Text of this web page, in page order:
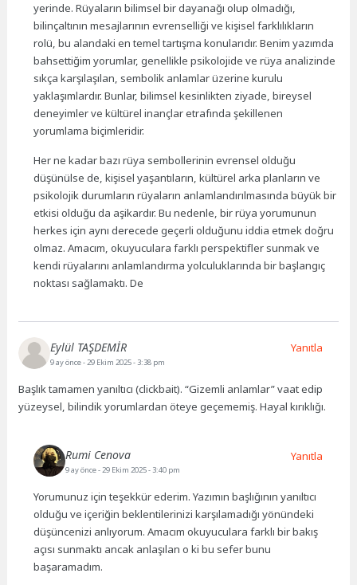
yerinde. Rüyaların bilimsel bir dayanağı olup olmadığı,
bilinçaltının mesajlarının evrenselliği ve kişisel farklılıkların
rolü, bu alandaki en temel tartışma konularıdır. Benim yazımda
bahsettiğim yorumlar, genellikle psikolojide ve rüya analizinde
sıkça karşılaşılan, sembolik anlamlar üzerine kurulu
yaklaşımlardır. Bunlar, bilimsel kesinlikten ziyade, bireysel
deneyimler ve kültürel inançlar etrafında şekillenen
yorumlama biçimleridir.
Her ne kadar bazı rüya sembollerinin evrensel olduğu
düşünülse de, kişisel yaşantıların, kültürel arka planların ve
psikolojik durumların rüyaların anlamlandırılmasında büyük bir
etkisi olduğu da aşikardır. Bu nedenle, bir rüya yorumunun
herkes için aynı derecede geçerli olduğunu iddia etmek doğru
olmaz. Amacım, okuyuculara farklı perspektifler sunmak ve
kendi rüyalarını anlamlandırma yolculuklarında bir başlangıç
noktası sağlamaktı. De
Eylül TAŞDEMİR
9 ay önce- 29 Ekim 2025 - 3:38 pm
Başlık tamamen yanıltıcı (clickbait). “Gizemli anlamlar” vaat edip
yüzeysel, bilindik yorumlardan öteye geçememiş. Hayal kırıklığı.
Yanıtla
Rumi Cenova
9 ay önce- 29 Ekim 2025 - 3:40 pm
Yorumunuz için teşekkür ederim. Yazımın başlığının yanıltıcı
olduğu ve içeriğin beklentilerinizi karşılamadığı yönündeki
düşüncenizi anlıyorum. Amacım okuyuculara farklı bir bakış
açısı sunmaktı ancak anlaşılan o ki bu sefer bunu
başaramadım.
Yanıtla